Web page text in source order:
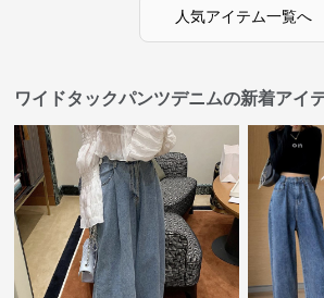
人気アイテム一覧へ
ワイドタックパンツデニムの新着アイ